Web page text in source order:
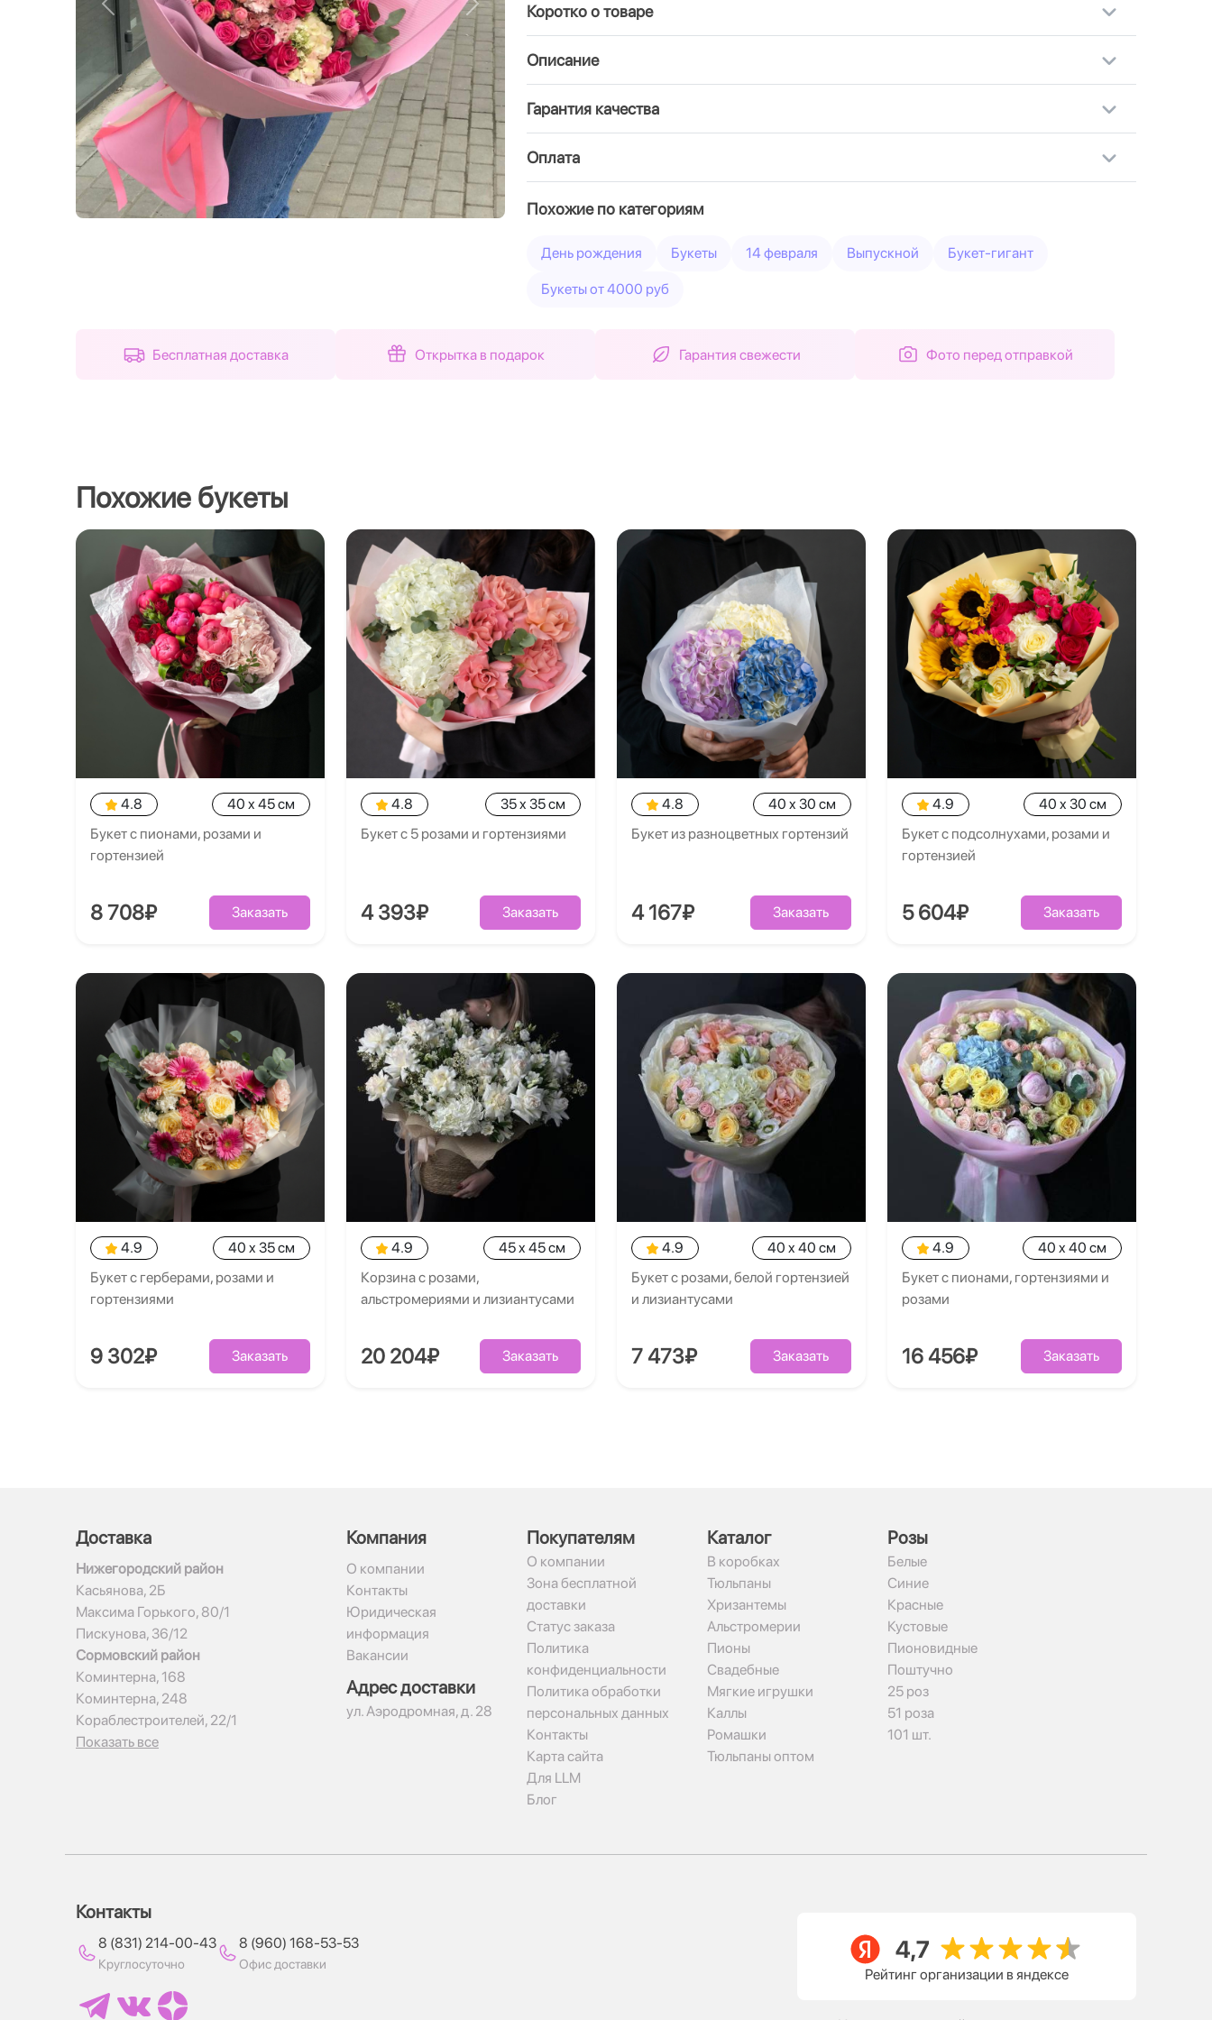
Назад Вперед Коротко о товаре
Описание
Гарантия качества
Оплата
Похожие по категориям
День рождения Букеты 14 февраля Выпускной Букет-гигант
Букеты от 4000 руб
Бесплатная доставка Открытка в подарок Гарантия свежести Фото перед отправкой
Похожие букеты
4.8
40 x 45 см
Букет с пионами, розами и
гортензией
8 708₽ Заказать
4.8
35 x 35 см
Букет с 5 розами и гортензиями
4 393₽ Заказать
4.8
40 x 30 см
Букет из разноцветных гортензий
4 167₽ Заказать
4.9
40 x 30 см
Букет с подсолнухами, розами и
гортензией
5 604₽ Заказать
4.9
40 x 35 см
Букет с герберами, розами и
гортензиями
9 302₽ Заказать
4.9
45 x 45 см
Корзина с розами,
альстромериями и лизиантусами
20 204₽ Заказать
4.9
40 x 40 см
Букет с розами, белой гортензией
и лизиантусами
7 473₽ Заказать
4.9
40 x 40 см
Букет с пионами, гортензиями и
розами
16 456₽ Заказать
Доставка
Нижегородский район
Касьянова, 2Б
Максима Горького, 80/1
Пискунова, 36/12
Сормовский район
Коминтерна, 168
Коминтерна, 248
Кораблестроителей, 22/1
Показать все
Компания
О компании
Контакты
Юридическая
информация
Вакансии
Адрес доставки
ул. Аэродромная, д. 28
Покупателям
О компании
Зона бесплатной
доставки
Статус заказа
Политика
конфиденциальности
Политика обработки
персональных данных
Контакты
Карта сайта
Для LLM
Блог
Каталог
В коробках
Тюльпаны
Хризантемы
Альстромерии
Пионы
Свадебные
Мягкие игрушки
Каллы
Ромашки
Тюльпаны оптом
Рoзы
Белые
Синие
Красные
Кустовые
Пионовидные
Поштучно
25 роз
51 роза
101 шт.
Контакты
8 (831) 214-00-43
Круглосуточно
8 (960) 168-53-53
Офис доставки
Рейтинг организации в яндексе